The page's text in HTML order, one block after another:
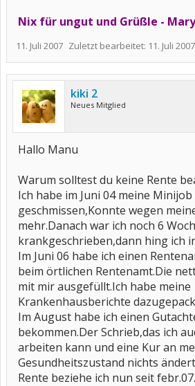
Nix für ungut und Grüßle - Mary
11. Juli 2007 Zuletzt bearbeitet: 11. Juli 2007
kiki 2
Neues Mitglied
Hallo Manu
Warum solltest du keine Rente
Ich habe im Juni 04 meine Minijob
geschmissen,Konnte wegen
mehr.Danach war ich noch 6
krankgeschrieben,dann hing ich
Im Juni 06 habe ich einen
beim örtlichen Rentenamt.Die
mit mir ausgefüllt.Ich habe meine
Krankenhausberichte
Im August habe ich einen
bekommen.Der Schrieb,das ich
arbeiten kann und eine Kur an
Gesundheitszustand nichts
Rente beziehe ich nun seit febr.07.